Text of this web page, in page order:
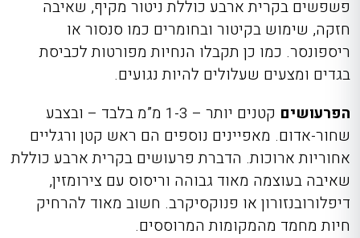
פשפשים בקרית ארבע כוללת ניטור מקיף, שאיבה
חזקה, שימוש בקיטור ובחומרים כמו סנסור או
ריספונסר. כמו כן תקבלו הנחיות מפורטות לכביסת
בגדים ומצעים שעלולים להיות נגועים.
הפרעושים
קטנים יותר – 1-3 מ”מ בלבד – ובצבע
שחור-אדום. מאפיינים נוספים הם ראש קטן ורגליים
אחוריות ארוכות. הדברת פרעושים בקרית ארבע כוללת
שאיבה בעוצמה מאוד גבוהה וריסוס עם צירומזין,
דיפלורובנזורון או פנוקסיקרב. חשוב מאוד להרחיק
חיות מחמד מהמקומות המרוססים.